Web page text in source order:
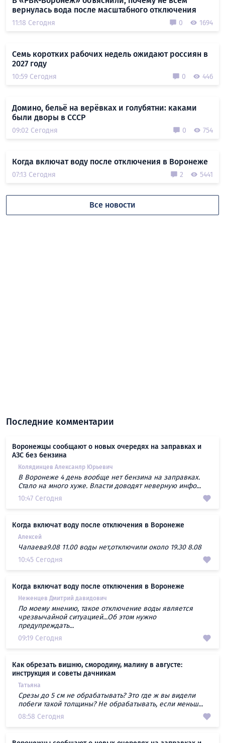
вернулась вода после масштабного отключения
11:18 Сегодня 0 1694
Семь коротких рабочих недель ожидают россиян в
2027 году
10:59 Сегодня 0 446
Домино, бельё на верёвках и голубятни: каками
были дворы в СССР
09:02 Сегодня 0 754
Когда включат воду после отключения в Воронеже
07:13 Сегодня 2 5441
Все новости
Последние комментарии
Воронежцы сообщают о новых очередях на заправках и
АЗС без бензина
Колядинцев Алексанлр Юрьевич
В Воронеже 4 день вообще нет бензина на заправках.
Стало на много хуже. Власти доводят неверную инфо...
10:47 Сегодня
Когда включат воду после отключения в Воронеже
Алексей
Чапаева9.08 11.00 воды нет,отключили около 19.30 8.08
10:45 Сегодня
Когда включат воду после отключения в Воронеже
Неженцев Дмитрий давидович
По моему мнению, такое отключение воды является
чрезвычайной ситуацией...Об этом нужно
предупреждать...
09:19 Сегодня
Как обрезать вишню, смородину, малину в августе:
инструкция и советы дачникам
Татьяна
Срезы до 5 см не обрабатывать? Это где ж вы видели
побеги такой толщины? Не обрабатывать, если меньш...
08:58 Сегодня